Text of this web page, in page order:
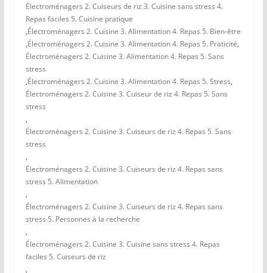
Électroménagers 2. Cuiseurs de riz 3. Cuisine sans stress 4.
Repas faciles 5. Cuisine pratique
,Électroménagers 2. Cuisine 3. Alimentation 4. Repas 5. Bien-être
,Électroménagers 2. Cuisine 3. Alimentation 4. Repas 5. Praticité,
Électroménagers 2. Cuisine 3. Alimentation 4. Repas 5. Sans
stress
,Électroménagers 2. Cuisine 3. Alimentation 4. Repas 5. Stress,
Électroménagers 2. Cuisine 3. Cuiseur de riz 4. Repas 5. Sans
stress
,
Électroménagers 2. Cuisine 3. Cuiseurs de riz 4. Repas 5. Sans
stress
,
Électroménagers 2. Cuisine 3. Cuiseurs de riz 4. Repas sans
stress 5. Alimentation
,
Électroménagers 2. Cuisine 3. Cuiseurs de riz 4. Repas sans
stress 5. Personnes à la recherche
,
Électroménagers 2. Cuisine 3. Cuisine sans stress 4. Repas
faciles 5. Cuiseurs de riz
,